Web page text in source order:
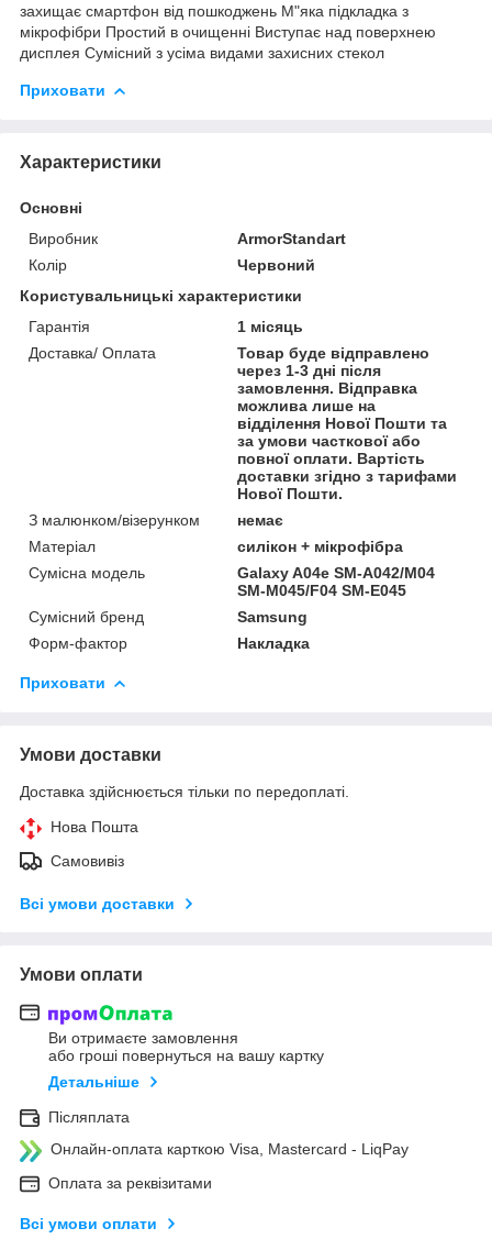
захищає смартфон від пошкоджень М"яка підкладка з
мікрофібри Простий в очищенні Виступає над поверхнею
дисплея Сумісний з усіма видами захисних стекол
Приховати
Характеристики
Основні
Виробник
ArmorStandart
Колір
Червоний
Користувальницькі характеристики
Гарантія
1 місяць
Доставка/ Оплата
Товар буде відправлено
через 1-3 дні після
замовлення. Відправка
можлива лише на
відділення Нової Пошти та
за умови часткової або
повної оплати. Вартість
доставки згідно з тарифами
Нової Пошти.
З малюнком/візерунком
немає
Матеріал
силікон + мікрофібра
Сумісна модель
Galaxy A04e SM-A042/M04
SM-M045/F04 SM-E045
Сумісний бренд
Samsung
Форм-фактор
Накладка
Приховати
Умови доставки
Доставка здійснюється тільки по передоплаті.
Нова Пошта
Самовивіз
Всі умови доставки
Умови оплати
Ви отримаєте замовлення
або гроші повернуться на вашу картку
Детальніше
Післяплата
Онлайн-оплата карткою Visa, Mastercard - LiqPay
Оплата за реквізитами
Всі умови оплати